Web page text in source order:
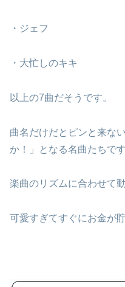
・ジェフ
・大忙しのキキ
以上の7曲だそうです。
曲名だけだとピンと来な
か！」となる名曲たちです
楽曲のリズムに合わせて
可愛すぎてすぐにお金が